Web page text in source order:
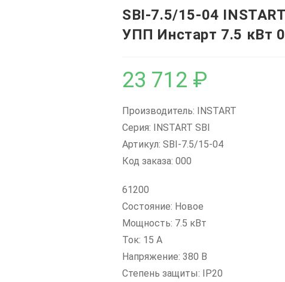
SBI-7.5/15-04
УПП Инстарт 7.5 кВт
23 712 ₽
Производитель: INSTART
Серия: INSTART SBI
Артикул: SBI-7.5/15-04
Код заказа: 000
61200
Состояние: Новое
Мощность: 7.5 кВт
Ток: 15 А
Напряжение: 380 В
Степень защиты: IP20